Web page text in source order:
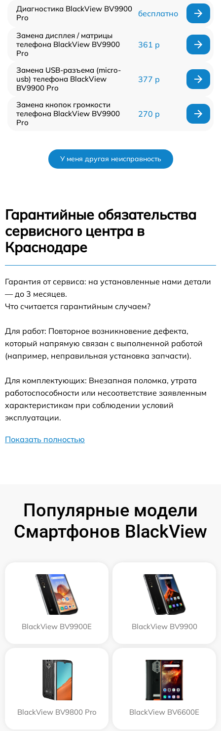
Диагностика BlackView BV9900
Pro
бесплатно
Замена дисплея / матрицы
телефона BlackView BV9900
Pro
361 р
Замена USB-разъема (micro-
usb) телефона BlackView
BV9900 Pro
377 р
Замена кнопок громкости
телефона BlackView BV9900
Pro
270 р
У меня другая неисправность
Гарантийные обязательства
сервисного центра в
Краснодаре
Гарантия от сервиса: на установленные нами детали
— до 3 месяцев.
Что считается гарантийным случаем?
Для работ: Повторное возникновение дефекта,
который напрямую связан с выполненной работой
(например, неправильная установка запчасти).
Для комплектующих: Внезапная поломка, утрата
работоспособности или несоответствие заявленным
характеристикам при соблюдении условий
эксплуатации.
Показать полностью
Популярные модели
Смартфонов BlackView
BlackView BV9900E BlackView BV9900
BlackView BV9800 Pro BlackView BV6600E